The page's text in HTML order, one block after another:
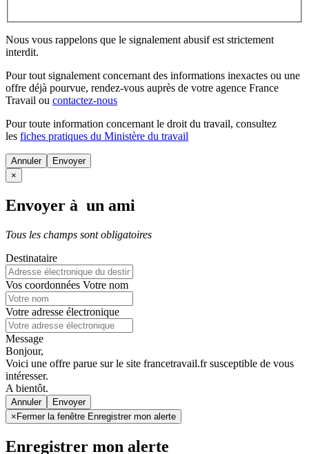
Nous vous rappelons que le signalement abusif est strictement
interdit.
Pour tout signalement concernant des informations inexactes ou une
offre déjà pourvue, rendez-vous auprès de votre agence France
Travail ou contactez-nous
Pour toute information concernant le droit du travail, consultez
les fiches pratiques du Ministère du travail
Annuler
×
Envoyer à un ami
Tous les champs sont obligatoires
Destinataire
Vos coordonnées Votre nom
Votre adresse électronique
Message
Bonjour,
Voici une offre parue sur le site francetravail.fr susceptible de vous
intéresser.
A bientôt.
Annuler
× Fermer la fenêtre Enregistrer mon alerte
Enregistrer mon alerte